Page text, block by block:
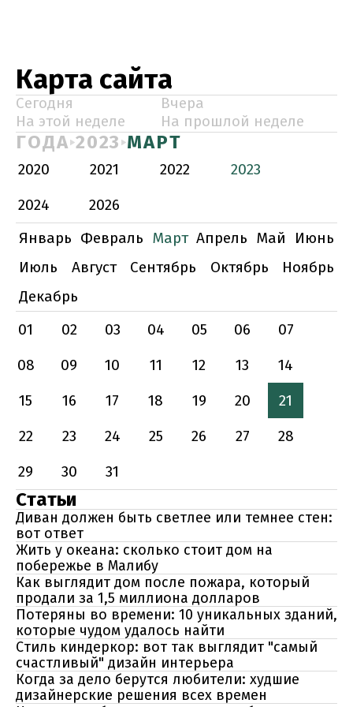
Карта сайта
Сегодня
Вчера
На этой неделе
На прошлой неделе
ГОДА 2023 МАРТ
2020 2021 2022
2023
2024
2026
Январь Февраль Март Апрель Май
Июнь
Июль
Август Сентябрь Октябрь
Ноябрь
Декабрь
01
02 03 04 05 06
07
08
09 10 11 12 13
14
15
16 17 18 19 20
21
22
23 24 25 26 27
28
29
30 31
Статьи
Диван должен быть светлее или темнее стен:
вот ответ
Жить у океана: сколько стоит дом на
побережье в Малибу
Как выглядит дом после пожара, который
продали за 1,5 миллиона долларов
Потеряны во времени: 10 уникальных зданий,
которые чудом удалось найти
Стиль киндеркор: вот так выглядит "самый
счастливый" дизайн интерьера
Когда за дело берутся любители: худшие
дизайнерские решения всех времен